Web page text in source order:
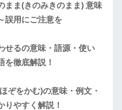
まま(きのみきのまま) 意味
誤用にご注意を
せるの意味・語源・使い
を徹底解説！
ぞをかむ)の意味・例文・
りやすく解説！